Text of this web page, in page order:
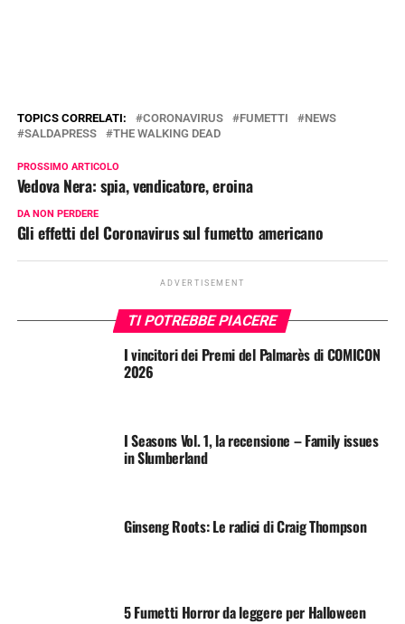
TOPICS CORRELATI: CORONAVIRUS FUMETTI
NEWS
SALDAPRESS
THE WALKING DEAD
PROSSIMO ARTICOLO
Vedova Nera: spia, vendicatore, eroina
DA NON PERDERE
Gli effetti del Coronavirus sul fumetto americano
ADVERTISEMENT
TI POTREBBE PIACERE
I vincitori dei Premi del Palmarès di COMICON
2026
I Seasons Vol. 1, la recensione – Family issues
in Slumberland
Ginseng Roots: Le radici di Craig Thompson
5 Fumetti Horror da leggere per Halloween